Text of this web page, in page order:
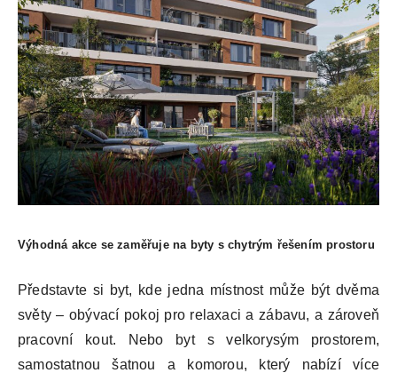
Výhodná akce se zaměřuje na byty s chytrým řešením prostoru
Představte si byt, kde jedna místnost může být dvěma
světy – obývací pokoj pro relaxaci a zábavu, a zároveň
pracovní kout. Nebo byt s velkorysým prostorem,
samostatnou šatnou a komorou, který nabízí více